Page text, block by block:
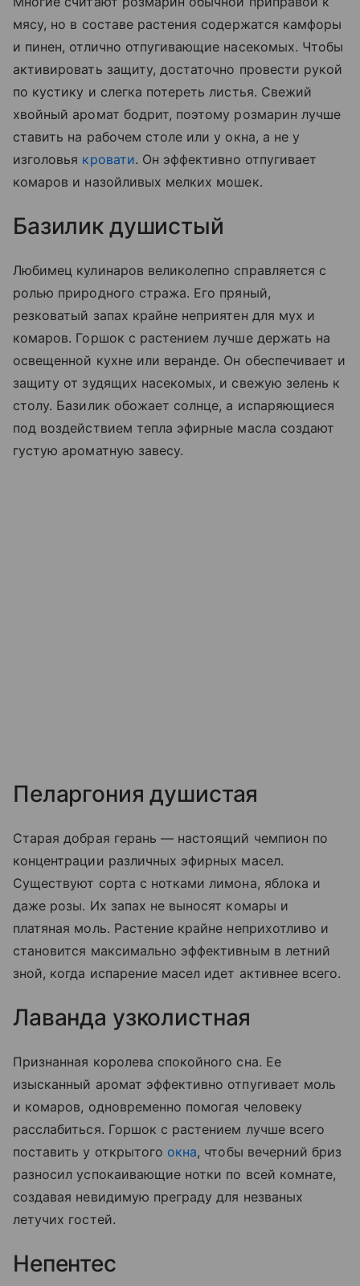
мясу, но в составе растения содержатся камфоры
и пинен, отлично отпугивающие насекомых. Чтобы
активировать защиту, достаточно провести рукой
по кустику и слегка потереть листья. Свежий
хвойный аромат бодрит, поэтому розмарин лучше
ставить на рабочем столе или у окна, а не у
изголовья кровати. Он эффективно отпугивает
комаров и назойливых мелких мошек.
Базилик душистый
Любимец кулинаров великолепно справляется с
ролью природного стража. Его пряный,
резковатый запах крайне неприятен для мух и
комаров. Горшок с растением лучше держать на
освещенной кухне или веранде. Он обеспечивает и
защиту от зудящих насекомых, и свежую зелень к
столу. Базилик обожает солнце, а испаряющиеся
под воздействием тепла эфирные масла создают
густую ароматную завесу.
Пеларгония душистая
Старая добрая герань — настоящий чемпион по
концентрации различных эфирных масел.
Существуют сорта с нотками лимона, яблока и
даже розы. Их запах не выносят комары и
платяная моль. Растение крайне неприхотливо и
становится максимально эффективным в летний
зной, когда испарение масел идет активнее всего.
Лаванда узколистная
Признанная королева спокойного сна. Ее
изысканный аромат эффективно отпугивает моль
и комаров, одновременно помогая человеку
расслабиться. Горшок с растением лучше всего
поставить у открытого окна, чтобы вечерний бриз
разносил успокаивающие нотки по всей комнате,
создавая невидимую преграду для незваных
летучих гостей.
Непентес